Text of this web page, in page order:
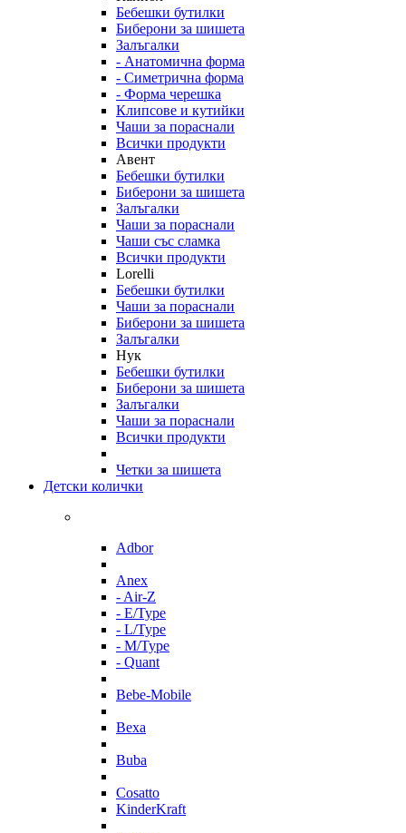
Бебешки бутилки
Биберони за шишета
Залъгалки
- Анатомична форма
- Симетрична форма
- Форма черешка
Клипсове и кутийки
Чаши за пораснали
Всички продукти
Авент
Бебешки бутилки
Биберони за шишета
Залъгалки
Чаши за пораснали
Чаши със сламка
Всички продукти
Lorelli
Бебешки бутилки
Чаши за пораснали
Биберони за шишета
Залъгалки
Нук
Бебешки бутилки
Биберони за шишета
Залъгалки
Чаши за пораснали
Всички продукти
Четки за шишета
Детски колички
Adbor
Anex
- Air-Z
- E/Type
- L/Type
- M/Type
- Quant
Bebe-Mobile
Bexa
Buba
Cosatto
KinderKraft